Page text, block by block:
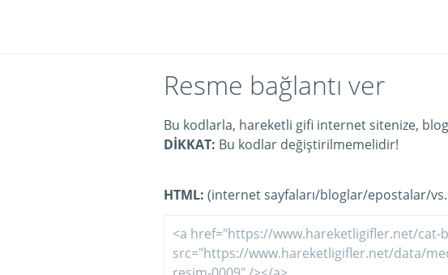
Resme bağlantı ver
Bu kodlarla, hareketli gifi internet sitenize,
DİKKAT: Bu kodlar değiştirilmemelidir!
HTML: (internet sayfaları/bloglar/epostalar/